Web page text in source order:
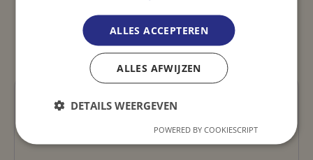
Reiskostenvergoeding woon-werk
Solliciteer nu
Voornaam
ALLES ACCEPTEREN
ALLES AFWIJZEN
DETAILS WEERGEVEN
POWERED BY COOKIESCRIPT